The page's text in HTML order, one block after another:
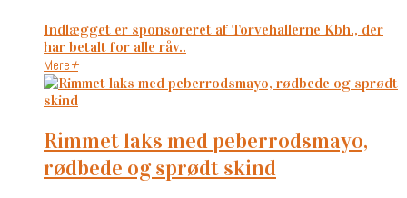
Indlægget er sponsoreret af Torvehallerne Kbh., der
har betalt for alle råv..
Mere+
rimmet laks med peberrodsmayo,
rødbede og sprødt skind